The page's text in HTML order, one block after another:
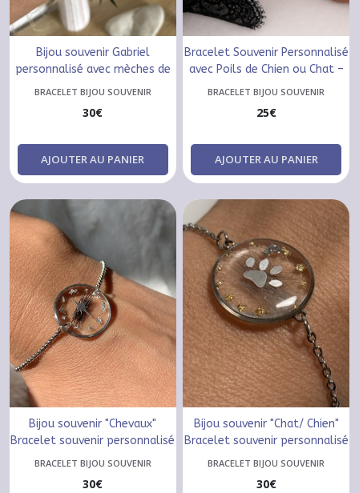
Bijou souvenir Gabriel
personnalisé avec mèches de
cheveux | Bracelet souvenir
BRACELET BIJOU SOUVENIR
30€
AJOUTER AU PANIER
Bracelet Souvenir Personnalisé
avec Poils de Chien ou Chat –
Bijou Commémoratif Animal
BRACELET BIJOU SOUVENIR
25€
AJOUTER AU PANIER
Bijou souvenir "Chevaux"
Bracelet souvenir personnalisé
BRACELET BIJOU SOUVENIR
30€
Bijou souvenir "Chat/ Chien"
Bracelet souvenir personnalisé
BRACELET BIJOU SOUVENIR
30€